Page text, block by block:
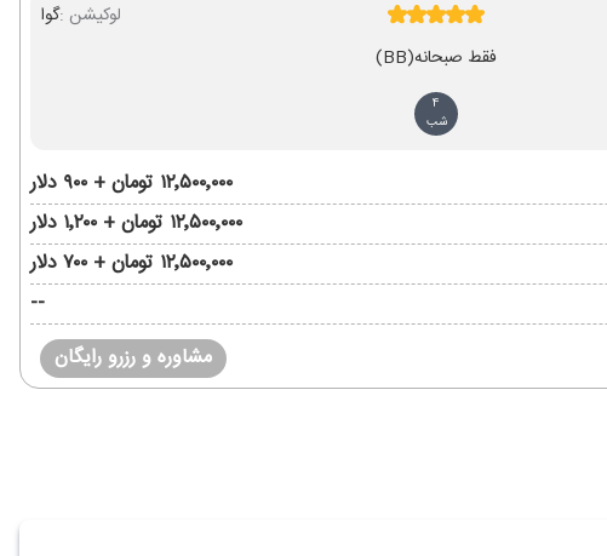
فقط صبحانه(BB)
4
شب
لوکیشن :گوا
۱۲٬۵۰۰٬۰۰۰ تومان + ۹۰۰ دلار
۱۲٬۵۰۰٬۰۰۰ تومان + ۱٬۲۰۰ دلار
۱۲٬۵۰۰٬۰۰۰ تومان + ۷۰۰ دلار
--
مشاوره و رزرو رایگان